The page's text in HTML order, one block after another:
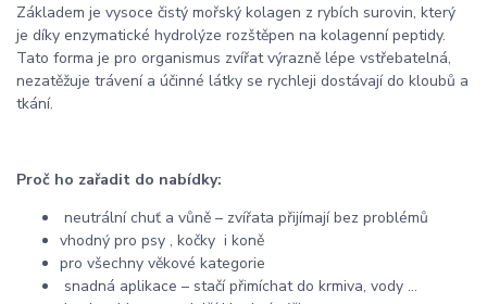
Základem je vysoce čistý mořský kolagen z rybích surovin, který
je díky enzymatické hydrolýze rozštěpen na kolagenní peptidy.
Tato forma je pro organismus zvířat výrazně lépe vstřebatelná,
nezatěžuje trávení a účinné látky se rychleji dostávají do kloubů a
tkání.
Proč ho zařadit do nabídky:
neutrální chuť a vůně – zvířata přijímají bez problémů
vhodný pro psy , kočky i koně
pro všechny věkové kategorie
snadná aplikace – stačí přimíchat do krmiva, vody ...